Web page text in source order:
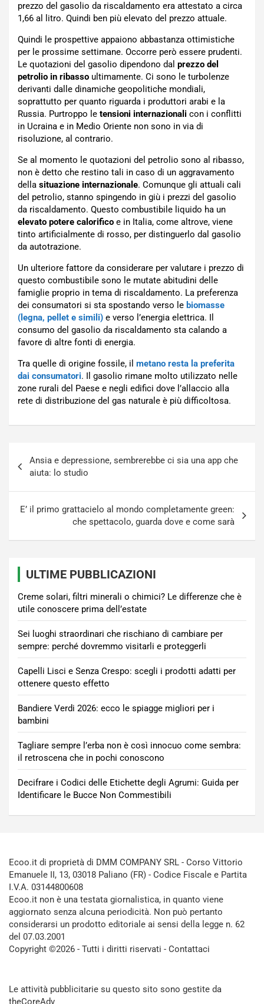
prezzo del gasolio da riscaldamento era attestato a circa
1,66 al litro. Quindi ben più elevato del prezzo attuale.
Quindi le prospettive appaiono abbastanza ottimistiche
per le prossime settimane. Occorre però essere prudenti.
Le quotazioni del gasolio dipendono dal prezzo del
petrolio in ribasso ultimamente. Ci sono le turbolenze
derivanti dalle dinamiche geopolitiche mondiali,
soprattutto per quanto riguarda i produttori arabi e la
Russia. Purtroppo le tensioni internazionali con i conflitti
in Ucraina e in Medio Oriente non sono in via di
risoluzione, al contrario.
Se al momento le quotazioni del petrolio sono al ribasso,
non è detto che restino tali in caso di un aggravamento
della situazione internazionale. Comunque gli attuali cali
del petrolio, stanno spingendo in giù i prezzi del gasolio
da riscaldamento. Questo combustibile liquido ha un
elevato potere calorifico e in Italia, come altrove, viene
tinto artificialmente di rosso, per distinguerlo dal gasolio
da autotrazione.
Un ulteriore fattore da considerare per valutare i prezzo di
questo combustibile sono le mutate abitudini delle
famiglie proprio in tema di riscaldamento. La preferenza
dei consumatori si sta spostando verso le biomasse
(legna, pellet e simili) e verso l’energia elettrica. Il
consumo del gasolio da riscaldamento sta calando a
favore di altre fonti di energia.
Tra quelle di origine fossile, il metano resta la preferita
dai consumatori. Il gasolio rimane molto utilizzato nelle
zone rurali del Paese e negli edifici dove l’allaccio alla
rete di distribuzione del gas naturale è più difficoltosa.
articoli
Ansia e depressione, sembrerebbe ci sia una app che
aiuta: lo studio
E’ il primo grattacielo al mondo completamente green:
che spettacolo, guarda dove e come sarà
ULTIME PUBBLICAZIONI
Creme solari, filtri minerali o chimici? Le differenze che è
utile conoscere prima dell’estate
Sei luoghi straordinari che rischiano di cambiare per
sempre: perché dovremmo visitarli e proteggerli
Capelli Lisci e Senza Crespo: scegli i prodotti adatti per
ottenere questo effetto
Bandiere Verdi 2026: ecco le spiagge migliori per i
bambini
Tagliare sempre l’erba non è così innocuo come sembra:
il retroscena che in pochi conoscono
Decifrare i Codici delle Etichette degli Agrumi: Guida per
Identificare le Bucce Non Commestibili
Ecoo.it di proprietà di DMM COMPANY SRL - Corso Vittorio
Emanuele II, 13, 03018 Paliano (FR) - Codice Fiscale e Partita
I.V.A. 03144800608
Ecoo.it non è una testata giornalistica, in quanto viene
aggiornato senza alcuna periodicità. Non può pertanto
considerarsi un prodotto editoriale ai sensi della legge n. 62
del 07.03.2001
Copyright ©2026 - Tutti i diritti riservati - Contattaci
Le attività pubblicitarie su questo sito sono gestite da